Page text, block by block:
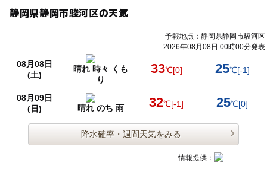
静岡県静岡市駿河区の天気
予報地点：静岡県静岡市駿河区
2026年08月08日 00時00分発表
08月08日
(土)
晴れ 時々 くも
り
33℃[0] 25℃[-1]
08月09日
(日)
晴れ のち 雨 32℃[-1] 25℃[0]
降水確率・週間天気をみる
情報提供：